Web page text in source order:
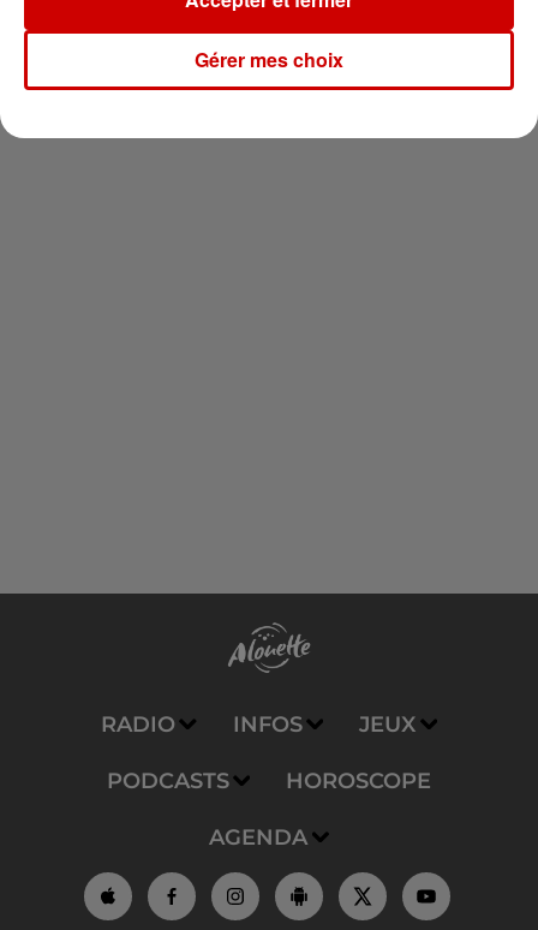
Newsletter
RADIO INFOS JEUX
PODCASTS HOROSCOPE
AGENDA
Gérer mes choix